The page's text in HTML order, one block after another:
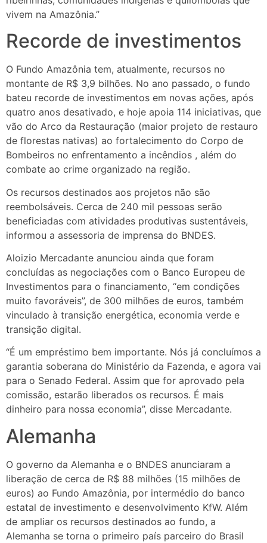
vivem na Amazônia.”
Recorde de investimentos
O Fundo Amazônia tem, atualmente, recursos no
montante de R$ 3,9 bilhões. No ano passado, o fundo
bateu recorde de investimentos em novas ações, após
quatro anos desativado, e hoje apoia 114 iniciativas, que
vão do Arco da Restauração (maior projeto de restauro
de florestas nativas) ao fortalecimento do Corpo de
Bombeiros no enfrentamento a incêndios , além do
combate ao crime organizado na região.
Os recursos destinados aos projetos não são
reembolsáveis. Cerca de 240 mil pessoas serão
beneficiadas com atividades produtivas sustentáveis,
informou a assessoria de imprensa do BNDES.
Aloizio Mercadante anunciou ainda que foram
concluídas as negociações com o Banco Europeu de
Investimentos para o financiamento, “em condições
muito favoráveis”, de 300 milhões de euros, também
vinculado à transição energética, economia verde e
transição digital.
“É um empréstimo bem importante. Nós já concluímos a
garantia soberana do Ministério da Fazenda, e agora vai
para o Senado Federal. Assim que for aprovado pela
comissão, estarão liberados os recursos. É mais
dinheiro para nossa economia”, disse Mercadante.
Alemanha
O governo da Alemanha e o BNDES anunciaram a
liberação de cerca de R$ 88 milhões (15 milhões de
euros) ao Fundo Amazônia, por intermédio do banco
estatal de investimento e desenvolvimento KfW. Além
de ampliar os recursos destinados ao fundo, a
Alemanha se torna o primeiro país parceiro do Brasil